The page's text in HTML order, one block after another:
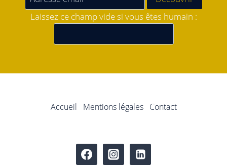
Laissez ce champ vide si vous êtes humain :
Accueil Mentions légales Contact